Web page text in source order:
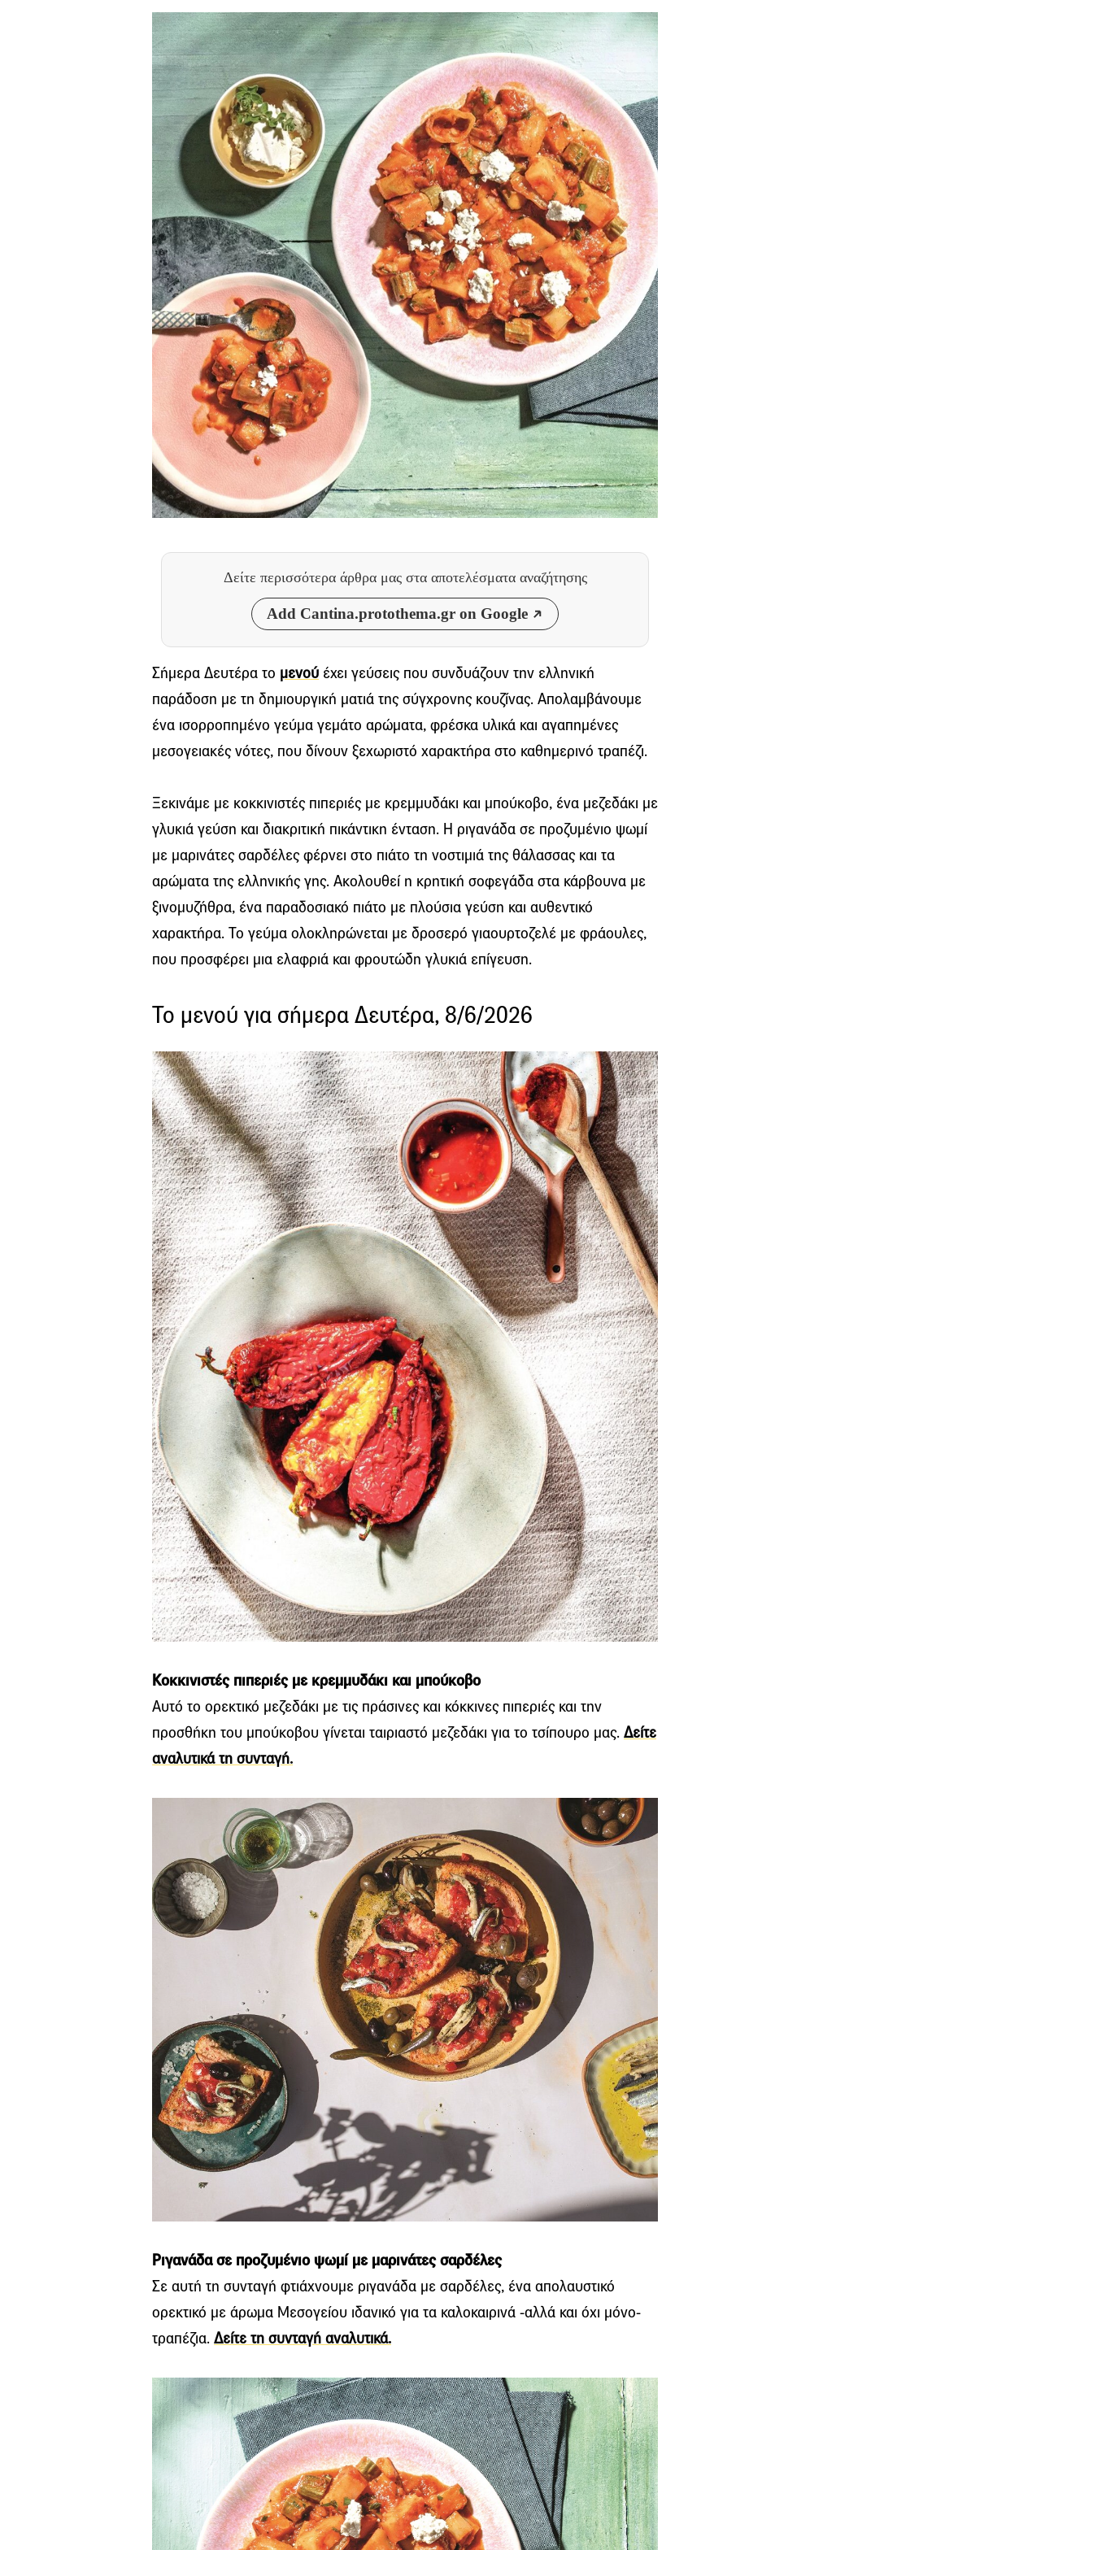
Δείτε περισσότερα άρθρα μας στα αποτελέσματα αναζήτησης
Add Cantina.protothema.gr on Google
Σήμερα Δευτέρα το μενού έχει γεύσεις που συνδυάζουν την ελληνική
παράδοση με τη δημιουργική ματιά της σύγχρονης κουζίνας. Απολαμβάνουμε
ένα ισορροπημένο γεύμα γεμάτο αρώματα, φρέσκα υλικά και αγαπημένες
μεσογειακές νότες, που δίνουν ξεχωριστό χαρακτήρα στο καθημερινό τραπέζι.
Ξεκινάμε με κοκκινιστές πιπεριές με κρεμμυδάκι και μπούκοβο, ένα μεζεδάκι με
γλυκιά γεύση και διακριτική πικάντικη ένταση. Η ριγανάδα σε προζυμένιο ψωμί
με μαρινάτες σαρδέλες φέρνει στο πιάτο τη νοστιμιά της θάλασσας και τα
αρώματα της ελληνικής γης. Ακολουθεί η κρητική σοφεγάδα στα κάρβουνα με
ξινομυζήθρα, ένα παραδοσιακό πιάτο με πλούσια γεύση και αυθεντικό
χαρακτήρα. Το γεύμα ολοκληρώνεται με δροσερό γιαουρτοζελέ με φράουλες,
που προσφέρει μια ελαφριά και φρουτώδη γλυκιά επίγευση.
Το μενού για σήμερα Δευτέρα, 8/6/2026
Κοκκινιστές πιπεριές με κρεμμυδάκι και μπούκοβο
Αυτό το ορεκτικό μεζεδάκι με τις πράσινες και κόκκινες πιπεριές και την
προσθήκη του μπούκοβου γίνεται ταιριαστό μεζεδάκι για το τσίπουρο μας. Δείτε
αναλυτικά τη συνταγή.
Ριγανάδα σε προζυμένιο ψωμί με μαρινάτες σαρδέλες
Σε αυτή τη συνταγή φτιάχνουμε ριγανάδα με σαρδέλες, ένα απολαυστικό
ορεκτικό με άρωμα Μεσογείου ιδανικό για τα καλοκαιρινά -αλλά και όχι μόνο-
τραπέζια. Δείτε τη συνταγή αναλυτικά.